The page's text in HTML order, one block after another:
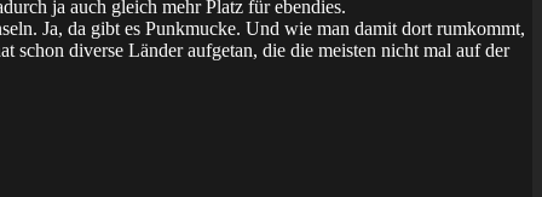
ja auch gleich mehr Platz für ebendies.
Ja, da gibt es Punkmucke. Und wie man damit dort rumkommt,
schon diverse Länder aufgetan, die die meisten nicht mal auf der